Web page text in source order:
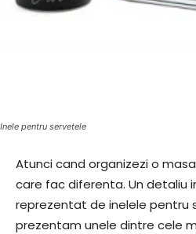
Inele pentru servetele
Atunci cand organizezi o
care fac diferenta. Un detaliu
reprezentat de inelele pentru
prezentam unele dintre cele